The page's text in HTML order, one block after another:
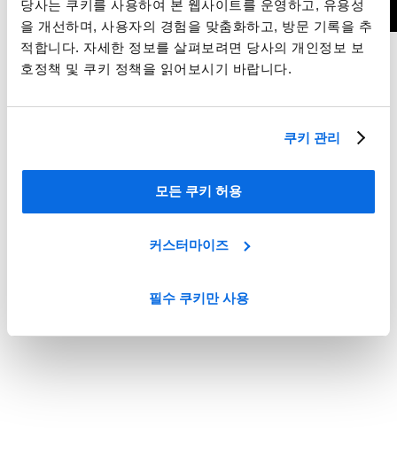
당사는 쿠키를 사용하여 본 웹사이트를 운영하고, 유용성
을 개선하며, 사용자의 경험을 맞춤화하고, 방문 기록을 추
적합니다. 자세한 정보를 살펴보려면 당사의 개인정보 보
호정책 및 쿠키 정책을 읽어보시기 바랍니다.
쿠키 관리
모든 쿠키 허용
커스터마이즈
필수 쿠키만 사용
Whitepaper
드 TOP 5